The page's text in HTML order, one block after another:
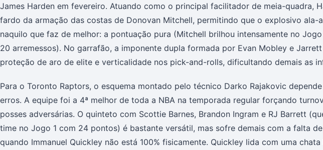
James Harden em fevereiro. Atuando como o principal facilitador de meia-quadra,
fardo da armação das costas de Donovan Mitchell, permitindo que o explosivo ala-
naquilo que faz de melhor: a pontuação pura (Mitchell brilhou intensamente no
20 arremessos). No garrafão, a imponente dupla formada por Evan Mobley e
proteção de aro de elite e verticalidade nos pick-and-rolls, dificultando demais as
Para o Toronto Raptors, o esquema montado pelo técnico Darko Rajakovic
erros. A equipe foi a 4ª melhor de toda a NBA na temporada regular forçando
posses adversárias. O quinteto com Scottie Barnes, Brandon Ingram e RJ Barrett
time no Jogo 1 com 24 pontos) é bastante versátil, mas sofre demais com a falta
quando Immanuel Quickley não está 100% fisicamente. Quickley lida com uma